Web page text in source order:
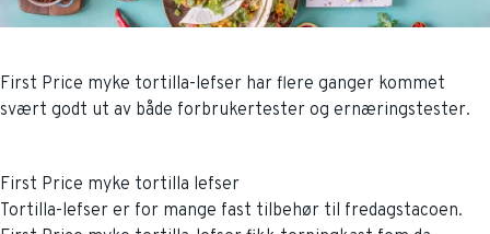
First Price myke tortilla-lefser har flere ganger kommet
svært godt ut av både forbrukertester og ernæringstester.
First Price myke tortilla lefser
Tortilla-lefser er for mange fast tilbehør til fredagstacoen.